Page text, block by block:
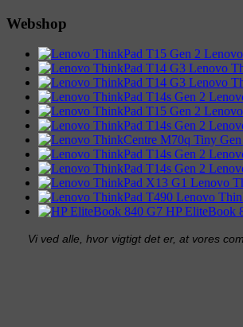
Webshop
Lenovo
Lenovo
Lenovo
Lenovo
HP EliteBook
Vi ved alle, hvor vigtigt det er, at vores